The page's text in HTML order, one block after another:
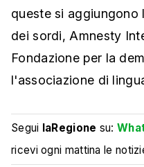
queste si aggiungono
dei sordi, Amnesty
Fondazione per la
l'associazione di
Segui laRegione su:
ricevi ogni mattina le